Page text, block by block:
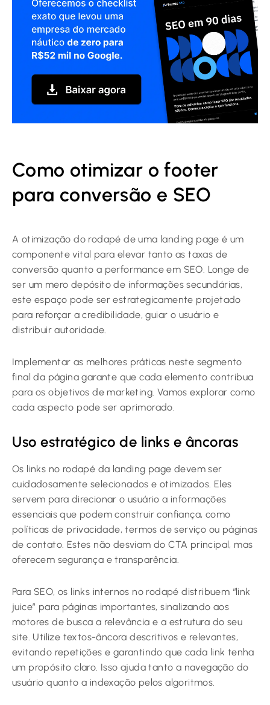
Como otimizar o footer
para conversão e SEO
A otimização do rodapé de uma landing page é um
componente vital para elevar tanto as taxas de
conversão quanto a performance em SEO. Longe de
ser um mero depósito de informações secundárias,
este espaço pode ser estrategicamente projetado
para reforçar a credibilidade, guiar o usuário e
distribuir autoridade.
Implementar as melhores práticas neste segmento
final da página garante que cada elemento contribua
para os objetivos de marketing. Vamos explorar como
cada aspecto pode ser aprimorado.
Uso estratégico de links e âncoras
Os links no rodapé da landing page devem ser
cuidadosamente selecionados e otimizados. Eles
servem para direcionar o usuário a informações
essenciais que podem construir confiança, como
políticas de privacidade, termos de serviço ou páginas
de contato. Estes não desviam do CTA principal, mas
oferecem segurança e transparência.
Para SEO, os links internos no rodapé distribuem “link
juice” para páginas importantes, sinalizando aos
motores de busca a relevância e a estrutura do seu
site. Utilize textos-âncora descritivos e relevantes,
evitando repetições e garantindo que cada link tenha
um propósito claro. Isso ajuda tanto a navegação do
usuário quanto a indexação pelos algoritmos.